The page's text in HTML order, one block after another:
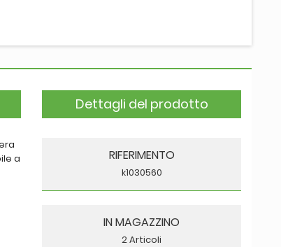
a
Dettagli del prodotto
RIFERIMENTO
k1030560
IN MAGAZZINO
2 Articoli